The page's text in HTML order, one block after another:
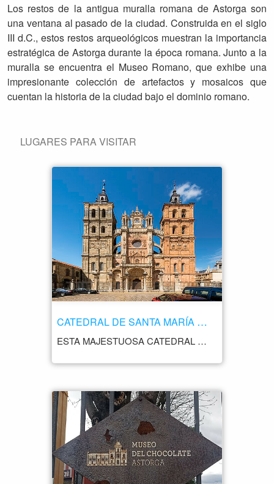
Los restos de la antigua muralla romana de Astorga son
una ventana al pasado de la ciudad. Construida en el siglo
III d.C., estos restos arqueológicos muestran la importancia
estratégica de Astorga durante la época romana. Junto a la
muralla se encuentra el Museo Romano, que exhibe una
impresionante colección de artefactos y mosaicos que
cuentan la historia de la ciudad bajo el dominio romano.
LUGARES PARA VISITAR
CATEDRAL DE SANTA MARÍA DE ASTORGA
ESTA MAJESTUOSA CATEDRAL ES UN IMPORTANTE EJEMPLO DE ARQUITECTURA GÓTICA Y BARROCA, CON UNA RICA HISTORIA QUE SE REMONTA A VARIOS SIGLOS ATRÁS. LA CONSTRUCCIÓN DE LA CATEDRAL COMENZÓ EN EL SIGLO XV Y SE EXTENDIÓ HASTA EL SIGLO XVIII, POR LO QUE PRESENTA UNA COMBINACIÓN DE ESTILOS ARQUITECTÓNICOS. SU FACHADA PRINCIPAL ES UN IMPRESIONANTE EJEMPLO DE ESTILO BARROCO, CON DETALLES ORNAMENTALES Y ESCULTURAS QUE LA HACEN ÚNICA. LA PORTADA BARROCA ESTÁ FLANQUEADA POR DOS TORRES QUE LE CONFIEREN UNA APARIENCIA IMPONENTE. AL INGRESAR A LA CATEDRAL, LOS VISITANTES QUEDAN MARAVILLADOS POR SU MAGNÍFICO INTERIOR. LAS BÓVEDAS GÓTICAS, LOS ARCOS APUNTADOS Y LAS COLUMNAS DECORADAS CON DETALLES FLORALES SON ALGUNAS DE LAS CARACTERÍSTICAS ARQUITECTÓNICAS MÁS DESTACADAS. EL RETABLO MAYOR, DE ESTILO BARROCO, ES UNA OBRA MAESTRA DE LA ESCULTURA Y LA TALLA EN MADERA, DEDICADA A LA VIRGEN MARÍA. EN EL INTERIOR DE LA CATEDRAL TAMBIÉN SE ENCUENTRAN CAPILLAS LATERALES DECORADAS CON RETABLOS Y OBRAS DE ARTE RELIGIOSO. DESTACA LA CAPILLA DEL SACRAMENTO, CON UN IMPRESIONANTE RETABLO CHURRIGUERESCO Y LA CAPILLA DE SAN JOSÉ, CON UN RETABLO ROCOCÓ.